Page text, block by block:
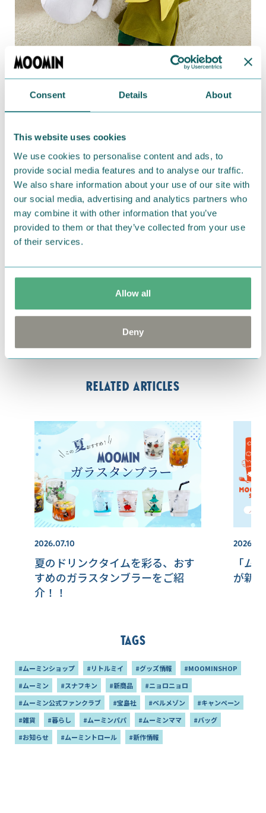
Consent Details About
This website uses cookies
We use cookies to personalise content and ads, to
provide social media features and to analyse our traffic.
We also share information about your use of our site with
our social media, advertising and analytics partners who
may combine it with other information that you’ve
provided to them or that they’ve collected from your use
of their services.
Allow all
Deny
のんびりくつろいでいるムーミンとスナフキンのぬい
商品名：ムーミンSLサイズぬいぐるみ のんびりムー
ミン＆スナフキン
サイズ：約30cm
種類：全2種
発売日：5月下旬頃登場予定
▽詳しくはタイトー
https://www.taito.co.jp/taito-
prize/series/0000002682
#グッズ情報 #タイトー
#ぬいぐるみ
#ムーミン
Related articles
2026.07.10
夏のドリンクタイムを彩る、おす
すめのガラスタンブラーをご紹
介！！
「ム
が新
Tags
#ムーミンショップ #リトルミイ #グッズ情報
#MOOMINSHOP
#ムーミン
#スナフキン #新商品
#ニョロニョロ
#ムーミン公式ファンクラブ
#宝島社 #ベルメゾン
#キャンペーン
#雑貨
#暮らし #ムーミンパパ #ムーミンママ
#バッグ
#お知らせ
#ムーミントロール #新作情報